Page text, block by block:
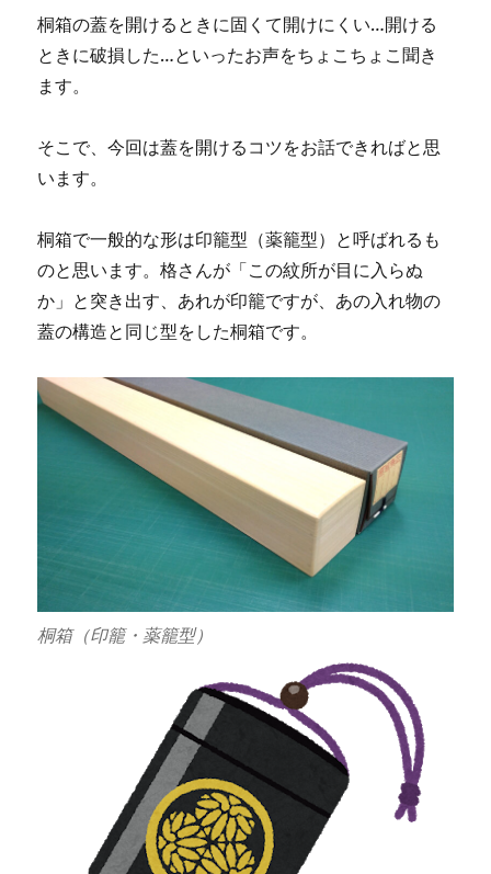
桐箱の蓋を開けるときに固くて開けにくい…開ける
ときに破損した…といったお声をちょこちょこ聞き
ます。
そこで、今回は蓋を開けるコツをお話できればと思
います。
桐箱で一般的な形は印籠型（薬籠型）と呼ばれるも
のと思います。格さんが「この紋所が目に入らぬ
か」と突き出す、あれが印籠ですが、あの入れ物の
蓋の構造と同じ型をした桐箱です。
桐箱（印籠・薬籠型）